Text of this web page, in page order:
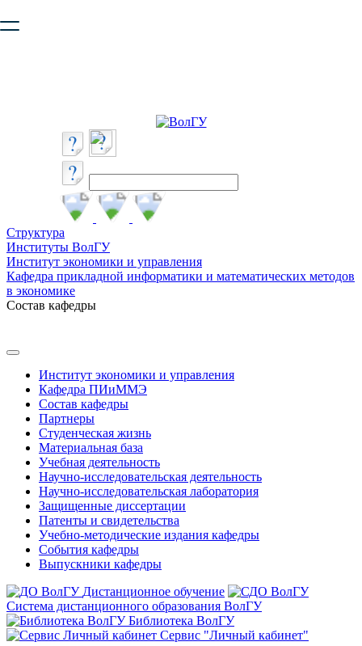
безопасную работу с сайтом. Пожалуйста
Структура
Институты ВолГУ
Институт экономики и управления
Кафедра прикладной информатики и математических методов
в экономике
Состав кафедры
Институт экономики и управления
Кафедра ПИиММЭ
Состав кафедры
Партнеры
Студенческая жизнь
Материальная база
Учебная деятельность
Научно-исследовательская деятельность
Научно-исследовательская лаборатория
Защищенные диссертации
Патенты и свидетельства
Учебно-методические издания кафедры
События кафедры
Выпускники кафедры
Дистанционное обучение
Система дистанционного образования ВолГУ
Библиотека ВолГУ
Сервис "Личный кабинет"